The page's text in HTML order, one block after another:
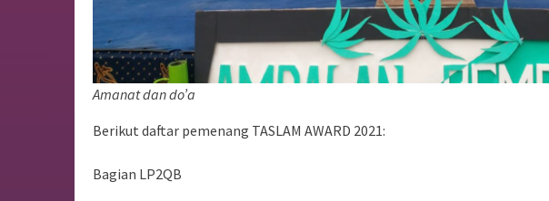
Amanat dan do’a
Berikut daftar pemenang TASLAM AWARD 2021:
Bagian LP2QB